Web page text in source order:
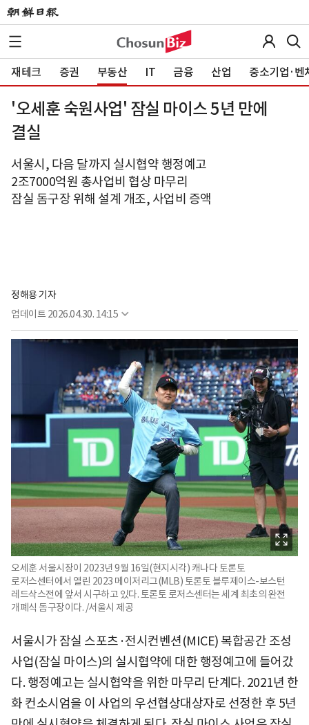
재테크 증권 부동산 IT 금융 산업 중소기업·벤
'오세훈 숙원사업' 잠실 마이스 5년 만에
결실
서울시, 다음 달까지 실시협약 행정예고
2조7000억원 총사업비 협상 마무리
잠실 돔구장 위해 설계 개조, 사업비 증액
정해용 기자
업데이트 2026.04.30. 14:15
오세훈 서울시장이 2023년 9월 16일(현지시각) 캐나다 토론토
로저스센터에서 열린 2023 메이저리그(MLB) 토론토 블루제이스-보스턴
레드삭스전에 앞서 시구하고 있다. 토론토 로저스센터는 세계 최초의 완전
개폐식 돔구장이다. /서울시 제공
서울시가 잠실 스포츠·전시컨벤션(MICE) 복합공간 조성
사업(잠실 마이스)의 실시협약에 대한 행정예고에 들어갔
다. 행정예고는 실시협약을 위한 마무리 단계다. 2021년 한
화 컨소시엄을 이 사업의 우선협상대상자로 선정한 후 5년